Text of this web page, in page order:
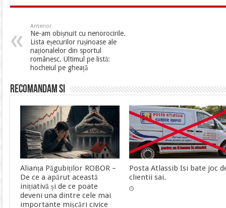
Anterior
Ne-am obișnuit cu nenorocirile.
Lista eșecurilor rușinoase ale
naționalelor din sportul
românesc. Ultimul pe listă:
hocheiul pe gheață
Recomandam si
Alianța Păgubiților ROBOR –
De ce a apărut această
inițiativă și de ce poate
deveni una dintre cele mai
importante mișcări civice
Posta Atlassib Isi bate joc
clientii sai.